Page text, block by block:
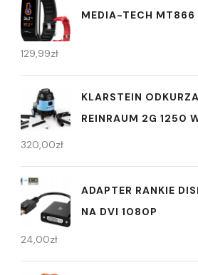
MEDIA-TECH MT866
129,99zł
KLARSTEIN
REINRAUM 2G 1250
320,00zł
ADAPTER RANKIE
NA DVI 1080P
24,00zł